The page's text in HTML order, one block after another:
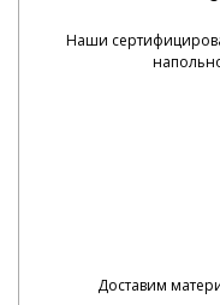
Наши
Доставим